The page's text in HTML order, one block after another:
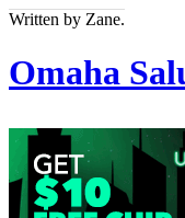
Written by Zane.
Omaha